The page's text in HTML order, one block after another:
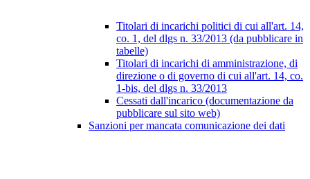
Titolari di incarichi politici di cui all'art. 14,
co. 1, del dlgs n. 33/2013 (da pubblicare in
tabelle)
Titolari di incarichi di amministrazione, di
direzione o di governo di cui all'art. 14, co.
1-bis, del dlgs n. 33/2013
Cessati dall'incarico (documentazione da
pubblicare sul sito web)
Sanzioni per mancata comunicazione dei dati